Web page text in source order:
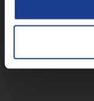
Diepte-